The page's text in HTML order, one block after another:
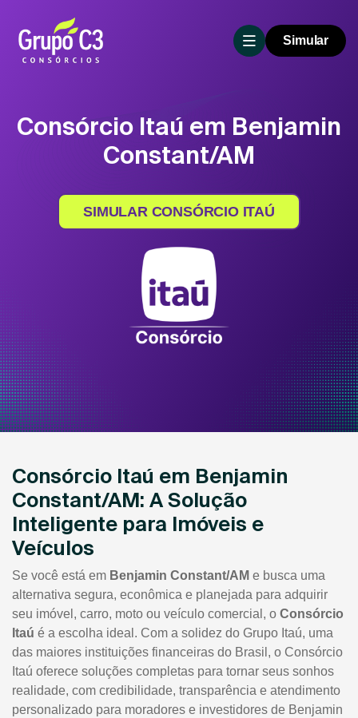
Simular
Consórcio Itaú em Benjamin
Constant/AM
SIMULAR CONSÓRCIO ITAÚ
Consórcio Itaú em Benjamin
Constant/AM: A Solução
Inteligente para Imóveis e
Veículos
Se você está em Benjamin Constant/AM e busca uma
alternativa segura, econômica e planejada para adquirir
seu imóvel, carro, moto ou veículo comercial, o Consórcio
Itaú é a escolha ideal. Com a solidez do Grupo Itaú, uma
das maiores instituições financeiras do Brasil, o Consórcio
Itaú oferece soluções completas para tornar seus sonhos
realidade, com credibilidade, transparência e atendimento
personalizado para moradores e investidores de Benjamin